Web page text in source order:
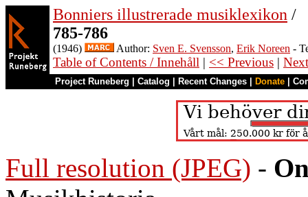
Bonniers illustrerade musiklexikon /
785-786
(1946) Author: Sven E. Svensson, Erik Noreen -
Table of Contents / Innehåll | << Previous |
Project Runeberg Catalog Recent Changes Donate
Full resolution (JPEG) -